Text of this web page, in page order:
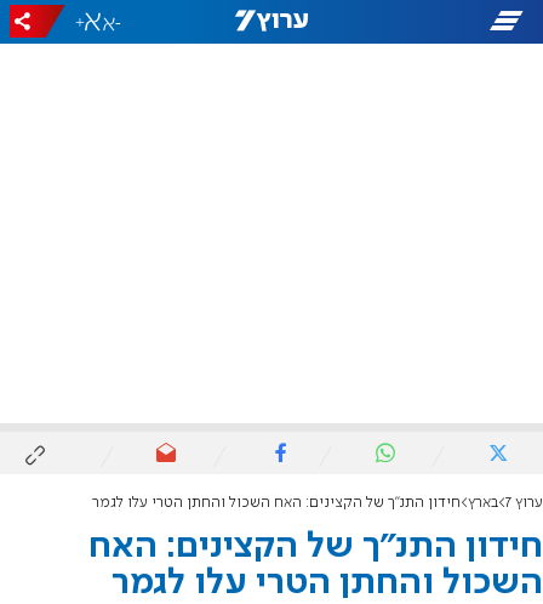
-
+
ערוץ 7 בארץ חידון התנ"ך של הקצינים: האח השכול והחתן הטרי עלו לגמר
חידון התנ"ך של הקצינים: האח
השכול והחתן הטרי עלו לגמר